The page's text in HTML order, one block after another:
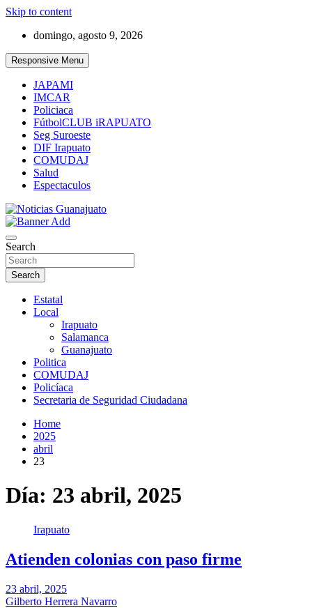
Skip to content
domingo, agosto 9, 2026
Responsive Menu
JAPAMI
IMCAR
Policiaca
FútbolCLUB iRAPUATO
Seg Suroeste
DIF Irapuato
COMUDAJ
Salud
Espectaculos
Noticias Guanajuato
Search
Search
Estatal
Local
Irapuato
Salamanca
Guanajuato
Politica
COMUDAJ
Policíaca
Secretaria de Seguridad Ciudadana
Home
2025
abril
23
Día: 23 abril, 2025
Irapuato
Atienden colonias con paso firme
23 abril, 2025
Gilberto Herrera Navarro